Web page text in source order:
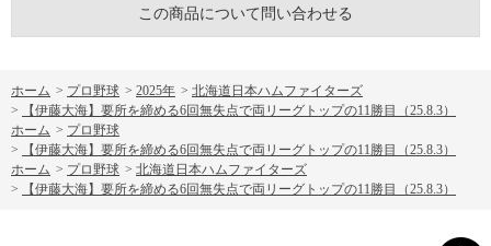
この商品について問い合わせる
ホーム > プロ野球 > 2025年 > 北海道日本ハムファイターズ
>
【伊藤大海】要所を締める6回無失点で両リーグトップの11勝目（25.8.3）
ホーム > プロ野球
>
【伊藤大海】要所を締める6回無失点で両リーグトップの11勝目（25.8.3）
ホーム > プロ野球 > 北海道日本ハムファイターズ
>
【伊藤大海】要所を締める6回無失点で両リーグトップの11勝目（25.8.3）